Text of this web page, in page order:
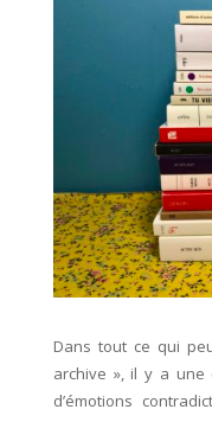
Dans tout ce qui
archive », il y a une
d’émotions